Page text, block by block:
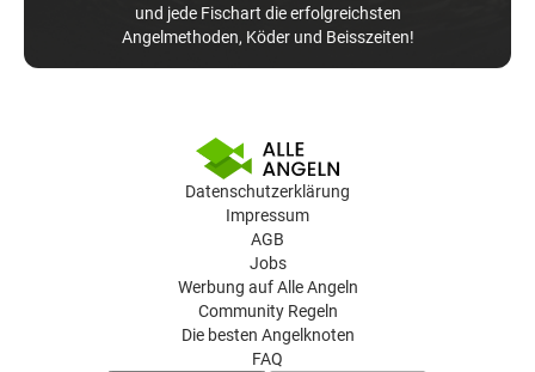
und jede Fischart die erfolgreichsten
Angelmethoden, Köder und Beisszeiten!
Datenschutzerklärung
Impressum
AGB
Jobs
Werbung auf Alle Angeln
Community Regeln
Die besten Angelknoten
FAQ